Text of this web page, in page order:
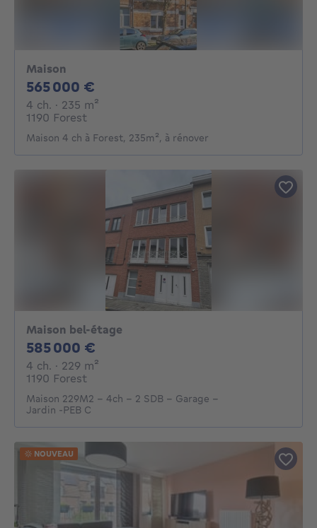
Maison
565 000 €
4 ch. 4 chambres
· 235 m²
1190 Forest
Maison 4 ch à Forest, 235m², à rénover
Maison bel-étage
585 000 €
4 ch. 4 chambres
· 229 m²
1190 Forest
Maison 229M2 - 4ch - 2 SDB - Garage -
Jardin -PEB C
NOUVEAU